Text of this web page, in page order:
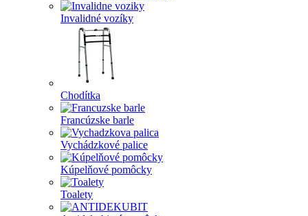
Invalidné vozíky
Chodítka
Francúzske barle
Vychádzkové palice
Kúpelňové pomôcky
Toalety